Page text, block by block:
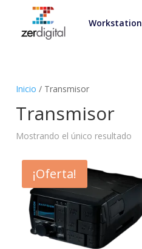
Workstation
Inicio / Transmisor
Transmisor
Mostrando el único resultado
¡Oferta!